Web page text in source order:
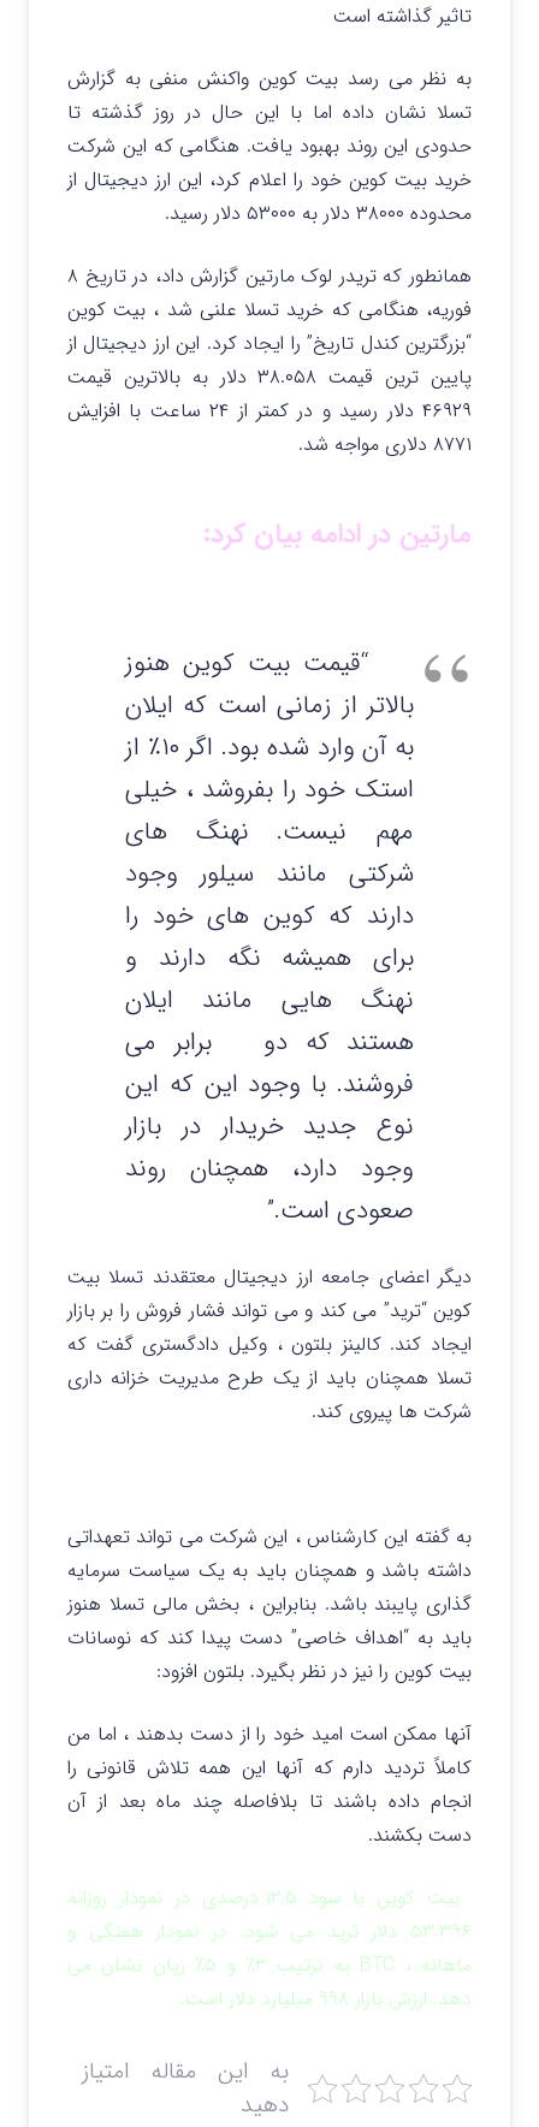
تاثیر گذاشته است
به نظر می رسد بیت کوین واکنش منفی به گزارش
تسلا نشان داده اما با این حال در روز گذشته تا
حدودی این روند بهبود یافت. هنگامی که این شرکت
خرید بیت کوین خود را اعلام کرد، این ارز دیجیتال از
محدوده ۳۸۰۰۰ دلار به ۵۳۰۰۰ دلار رسید.
همانطور که تریدر لوک مارتین گزارش داد، در تاریخ ۸
فوریه، هنگامی که خرید تسلا علنی شد ، بیت کوین
“بزرگترین کندل تاریخ” را ایجاد کرد. این ارز دیجیتال از
پایین ترین قیمت ۳۸.۰۵۸ دلار به بالاترین قیمت
۴۶۹۲۹ دلار رسید و در کمتر از ۲۴ ساعت با افزایش
۸۷۷۱ دلاری مواجه شد.
مارتین در ادامه بیان کرد:
“قیمت بیت کوین هنوز
بالاتر از زمانی است که ایلان
به آن وارد شده بود. اگر ۱۰٪ از
استک خود را بفروشد ، خیلی
مهم نیست. نهنگ های
شرکتی مانند سیلور وجود
دارند که کوین های خود را
برای همیشه نگه دارند و
نهنگ هایی مانند ایلان
هستند که دو برابر می
فروشند. با وجود این که این
نوع جدید خریدار در بازار
وجود دارد، همچنان روند
صعودی است.”
دیگر اعضای جامعه ارز دیجیتال معتقدند تسلا بیت
کوین “ترید” می کند و می تواند فشار فروش را بر بازار
ایجاد کند. کالینز بلتون ، وکیل دادگستری گفت که
تسلا همچنان باید از یک طرح مدیریت خزانه داری
شرکت ها پیروی کند.
به گفته این کارشناس ، این شرکت می تواند تعهداتی
داشته باشد و همچنان باید به یک سیاست سرمایه
گذاری پایبند باشد. بنابراین ، بخش مالی تسلا هنوز
باید به “اهداف خاصی” دست پیدا کند که نوسانات
بیت کوین را نیز در نظر بگیرد. بلتون افزود:
آنها ممکن است امید خود را از دست بدهند ، اما من
کاملاً تردید دارم که آنها این همه تلاش قانونی را
انجام داده باشند تا بلافاصله چند ماه بعد از آن
دست بکشند.
بیت کوین با سود ۱۲.۵ درصدی در نمودار روزانه
۵۳.۳۹۶ دلار ترید می شود. در نمودار هفتگی و
ماهانه ، BTC به ترتیب ۳٪ و ۵٪ زیان نشان می
دهد. ارزش بازار ۹۹۸ میلیارد دلار است.
به این مقاله امتیاز
دهید